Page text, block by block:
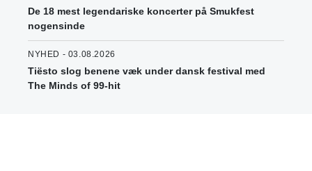
De 18 mest legendariske koncerter på Smukfest
nogensinde
NYHED - 03.08.2026
Tiësto slog benene væk under dansk festival med
The Minds of 99-hit